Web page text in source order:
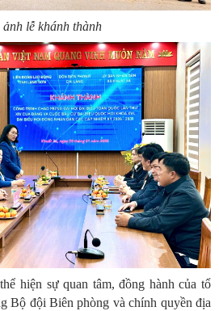
lễ khánh thành
hiện sự quan tâm, đồng hành của tổ
Bộ đội Biên phòng và chính quyền địa